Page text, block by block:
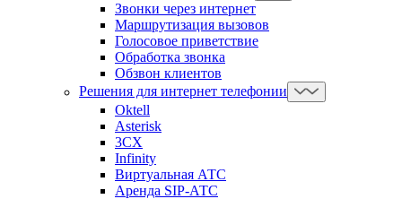
Звонки через интернет
Маршрутизация вызовов
Голосовое приветствие
Обработка звонка
Обзвон клиентов
Решения для интернет телефонии
Oktell
Asterisk
3CX
Infinity
Виртуальная АТС
Аренда SIP-АТС